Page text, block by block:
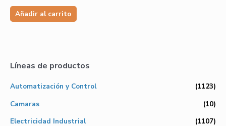
Líneas de productos
Automatización y Control
(1123)
Camaras
(10)
Electricidad Industrial
(1107)
Añadir al carrito